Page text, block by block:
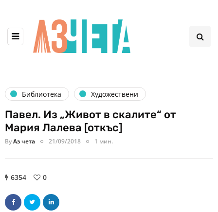
Библиотека Художествени
Павел. Из „Живот в скалите“ от
Мария Лалева [откъс]
ByАз чета 21/09/2018 1 мин.
6354 0